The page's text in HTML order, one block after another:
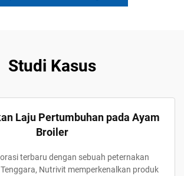
Studi Kasus
Laju Pertumbuhan pada Ayam
Broiler
terbaru dengan sebuah peternakan
Nutrivit memperkenalkan produk